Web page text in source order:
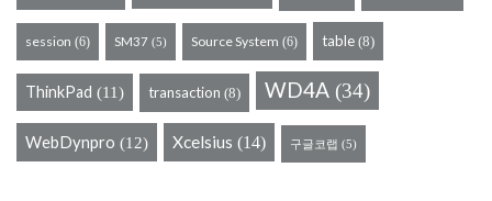
session (6) SM37 (5) Source System (6) table (8)
ThinkPad (11) transaction (8) WD4A (34)
WebDynpro (12) Xcelsius (14) 구글코랩 (5)